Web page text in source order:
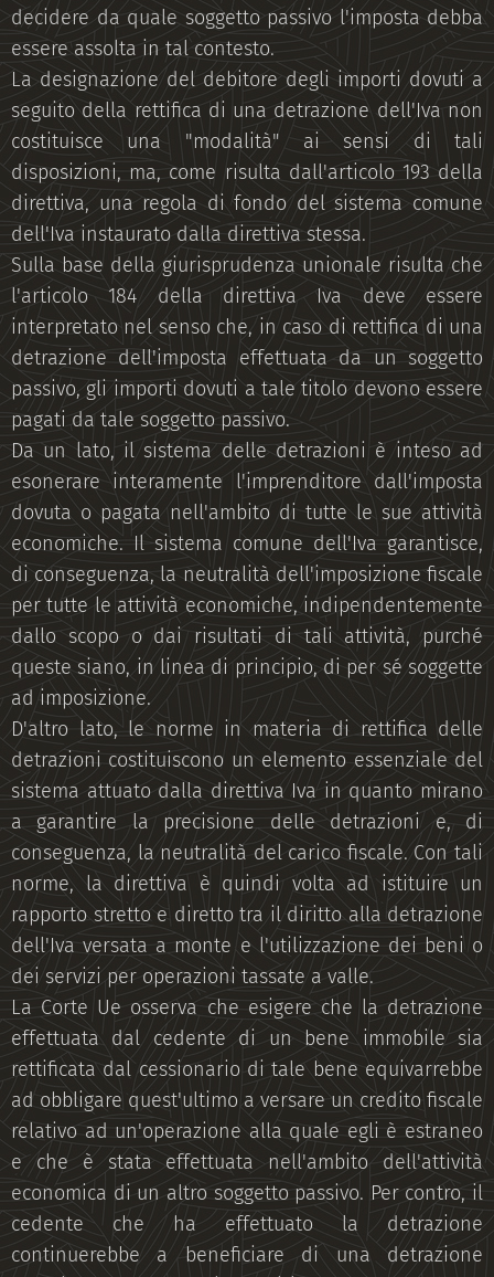
decidere da quale soggetto passivo l'imposta debba
essere assolta in tal contesto.
La designazione del debitore degli importi dovuti a
seguito della rettifica di una detrazione dell'Iva non
costituisce una "modalità" ai sensi di tali
disposizioni, ma, come risulta dall'articolo 193 della
direttiva, una regola di fondo del sistema comune
dell'Iva instaurato dalla direttiva stessa.
Sulla base della giurisprudenza unionale risulta che
l'articolo 184 della direttiva Iva deve essere
interpretato nel senso che, in caso di rettifica di una
detrazione dell'imposta effettuata da un soggetto
passivo, gli importi dovuti a tale titolo devono essere
pagati da tale soggetto passivo.
Da un lato, il sistema delle detrazioni è inteso ad
esonerare interamente l'imprenditore dall'imposta
dovuta o pagata nell'ambito di tutte le sue attività
economiche. Il sistema comune dell'Iva garantisce,
di conseguenza, la neutralità dell'imposizione fiscale
per tutte le attività economiche, indipendentemente
dallo scopo o dai risultati di tali attività, purché
queste siano, in linea di principio, di per sé soggette
ad imposizione.
D'altro lato, le norme in materia di rettifica delle
detrazioni costituiscono un elemento essenziale del
sistema attuato dalla direttiva Iva in quanto mirano
a garantire la precisione delle detrazioni e, di
conseguenza, la neutralità del carico fiscale. Con tali
norme, la direttiva è quindi volta ad istituire un
rapporto stretto e diretto tra il diritto alla detrazione
dell'Iva versata a monte e l'utilizzazione dei beni o
dei servizi per operazioni tassate a valle.
La Corte Ue osserva che esigere che la detrazione
effettuata dal cedente di un bene immobile sia
rettificata dal cessionario di tale bene equivarrebbe
ad obbligare quest'ultimo a versare un credito fiscale
relativo ad un'operazione alla quale egli è estraneo
e che è stata effettuata nell'ambito dell'attività
economica di un altro soggetto passivo. Per contro, il
cedente che ha effettuato la detrazione
continuerebbe a beneficiare di una detrazione